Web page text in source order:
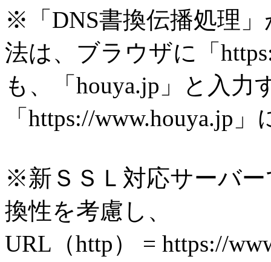
※「DNS書換伝播処理
法は、ブラウザに「
も、「houya.jp」と入
「https://www.houya.jp
※新ＳＳＬ対応サーバ
換性を考慮し、
URL（http） = https://